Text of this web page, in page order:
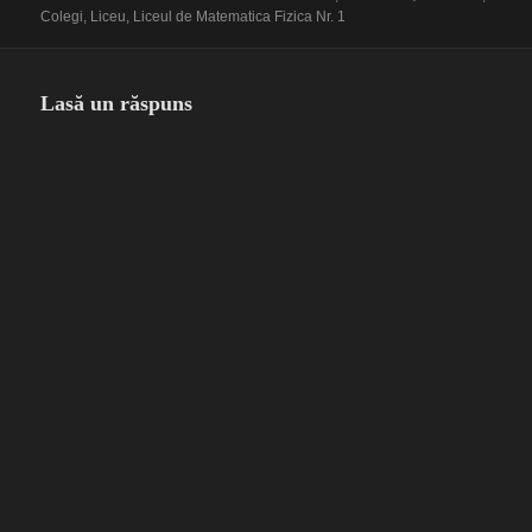
pe
Colegi, Liceu, Liceul de Matematica Fizica Nr. 1
Lasă un răspuns